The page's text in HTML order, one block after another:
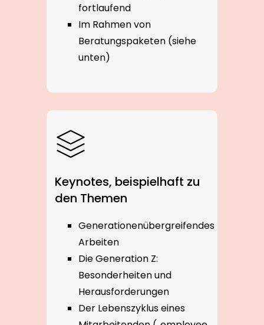
fortlaufend
Im Rahmen von
Beratungspaketen (siehe
unten)
Keynotes, beispielhaft zu
den Themen
Generationenübergreifendes
Arbeiten
Die Generation Z:
Besonderheiten und
Herausforderungen
Der Lebenszyklus eines